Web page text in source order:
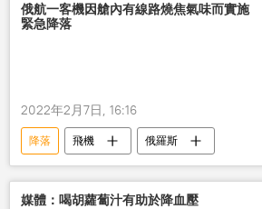
俄航一客機因艙內有線路燒焦氣味而實施
緊急降落
2022年2月7日, 16:16
降落 飛機 俄羅斯
媒體：喝胡蘿蔔汁有助於降血壓